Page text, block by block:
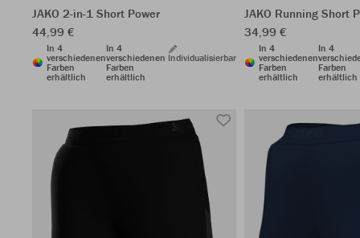
JAKO 2-in-1 Short Power
44,99 €
In 4
verschiedenen
Farben
erhältlich
In 4
verschiedenen
Farben
erhältlich
Individualisierbar
JAKO Running Short
34,99 €
In 4
verschiedenen
Farben
erhältlich
In 4
Farben
erhältlich